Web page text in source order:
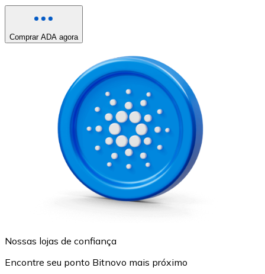
Comprar ADA agora
Nossas lojas de confiança
Encontre seu ponto Bitnovo mais próximo